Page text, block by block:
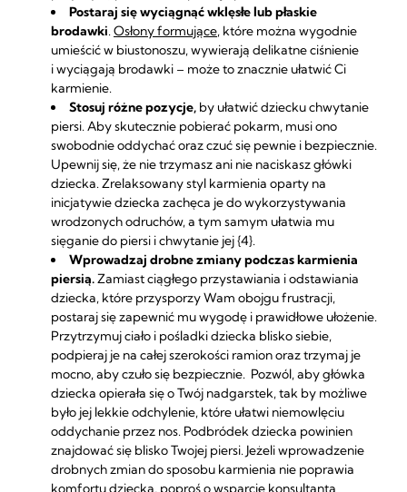
Postaraj się wyciągnąć wklęsłe lub płaskie
brodawki.Osłony formujące, które można wygodnie
umieścić w biustonoszu, wywierają delikatne ciśnienie
i wyciągają brodawki – może to znacznie ułatwić Ci
karmienie.
Stosuj różne pozycje, by ułatwić dziecku chwytanie
piersi. Aby skutecznie pobierać pokarm, musi ono
swobodnie oddychać oraz czuć się pewnie i bezpiecznie.
Upewnij się, że nie trzymasz ani nie naciskasz główki
dziecka. Zrelaksowany styl karmienia oparty na
inicjatywie dziecka zachęca je do wykorzystywania
wrodzonych odruchów, a tym samym ułatwia mu
sięganie do piersi i chwytanie jej {4}.
Wprowadzaj drobne zmiany podczas karmienia
piersią.Zamiast ciągłego przystawiania i odstawiania
dziecka, które przysporzy Wam obojgu frustracji,
postaraj się zapewnić mu wygodę i prawidłowe ułożenie.
Przytrzymuj ciało i pośladki dziecka blisko siebie,
podpieraj je na całej szerokości ramion oraz trzymaj je
mocno, aby czuło się bezpiecznie. Pozwól, aby główka
dziecka opierała się o Twój nadgarstek, tak by możliwe
było jej lekkie odchylenie, które ułatwi niemowlęciu
oddychanie przez nos. Podbródek dziecka powinien
znajdować się blisko Twojej piersi. Jeżeli wprowadzenie
drobnych zmian do sposobu karmienia nie poprawia
komfortu dziecka, poproś o wsparcie konsultanta